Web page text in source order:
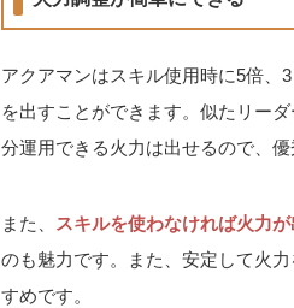
アクアマンはスキル使用時に5倍、
を出すことができます。似たリー
分運用できる火力は出せるので、優
また、 スキルを使わなければ火力
のも魅力です。また、安定して火
すめです。